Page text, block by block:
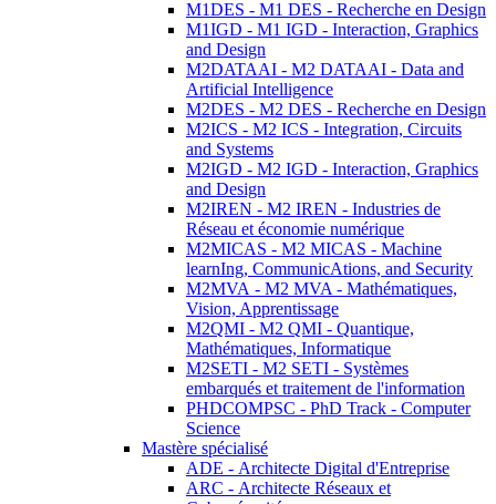
M1DES - M1 DES - Recherche en Design
M1IGD - M1 IGD - Interaction, Graphics
and Design
M2DATAAI - M2 DATAAI - Data and
Artificial Intelligence
M2DES - M2 DES - Recherche en Design
M2ICS - M2 ICS - Integration, Circuits
and Systems
M2IGD - M2 IGD - Interaction, Graphics
and Design
M2IREN - M2 IREN - Industries de
Réseau et économie numérique
M2MICAS - M2 MICAS - Machine
learnIng, CommunicAtions, and Security
M2MVA - M2 MVA - Mathématiques,
Vision, Apprentissage
M2QMI - M2 QMI - Quantique,
Mathématiques, Informatique
M2SETI - M2 SETI - Systèmes
embarqués et traitement de l'information
PHDCOMPSC - PhD Track - Computer
Science
Mastère spécialisé
ADE - Architecte Digital d'Entreprise
ARC - Architecte Réseaux et